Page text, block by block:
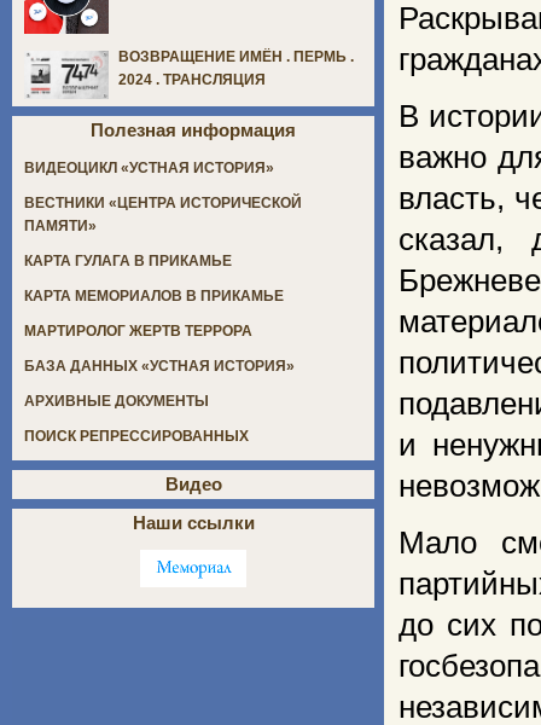
В
важно
власть,
сказал,
и
Мало
до сих
ВОЗВРАЩЕНИЕ ИМЁН . ПЕРМЬ .
2024 . ТРАНСЛЯЦИЯ
Полезная информация
ВИДЕОЦИКЛ «УСТНАЯ ИСТОРИЯ»
ВЕСТНИКИ «ЦЕНТРА ИСТОРИЧЕСКОЙ
ПАМЯТИ»
КАРТА ГУЛАГА В ПРИКАМЬЕ
КАРТА МЕМОРИАЛОВ В ПРИКАМЬЕ
МАРТИРОЛОГ ЖЕРТВ ТЕРРОРА
БАЗА ДАННЫХ «УСТНАЯ ИСТОРИЯ»
АРХИВНЫЕ ДОКУМЕНТЫ
ПОИСК РЕПРЕССИРОВАННЫХ
Видео
Наши ссылки